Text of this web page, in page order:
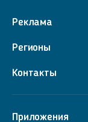
Реклама
Регионы
Контакты
Приложения